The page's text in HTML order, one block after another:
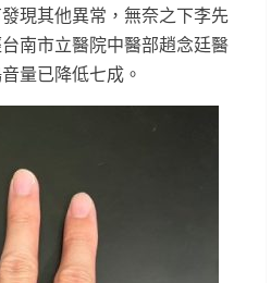
現其他異常，無奈之下李先
南市立醫院中醫部趙念廷醫
量已降低七成。